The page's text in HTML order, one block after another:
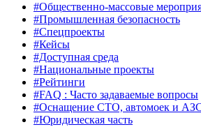
#Общественно‑массовые
#Промышленная безопасность
#Спецпроекты
#Кейсы
#Доступная среда
#Национальные проекты
#Рейтинги
#FAQ : Часто задаваемые вопросы
#Оснащение СТО, автомоек и
#Юридическая часть